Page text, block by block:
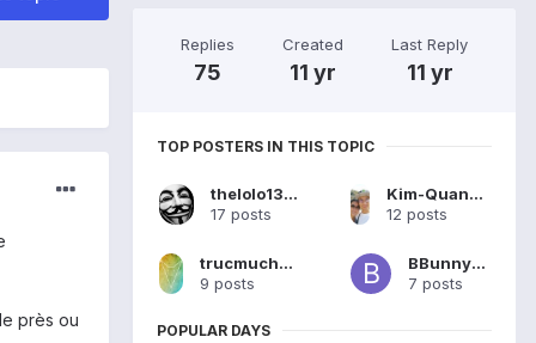
près ou
Replies
75
Created
11 yr
Last Reply
11 yr
TOP POSTERS IN THIS TOPIC
thelolo13008
17 posts
Kim-Quang Bernard Chhor
12 posts
trucmuchebidule abc
9 posts
BBunny92
7 posts
POPULAR DAYS